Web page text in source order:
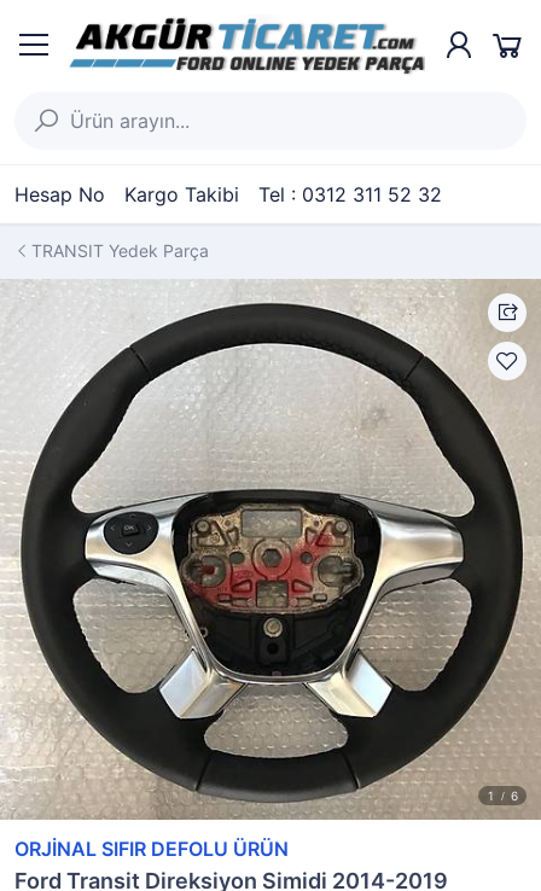
Hesap No Kargo Takibi Tel : 0312 311 52 32
TRANSIT Yedek Parça
ORJİNAL SIFIR DEFOLU ÜRÜN
Ford Transit Direksiyon Simidi 2014-2019